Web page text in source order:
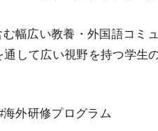
幅広い教養・外国語コミ
して広い視野を持つ学生
外研修プログラム